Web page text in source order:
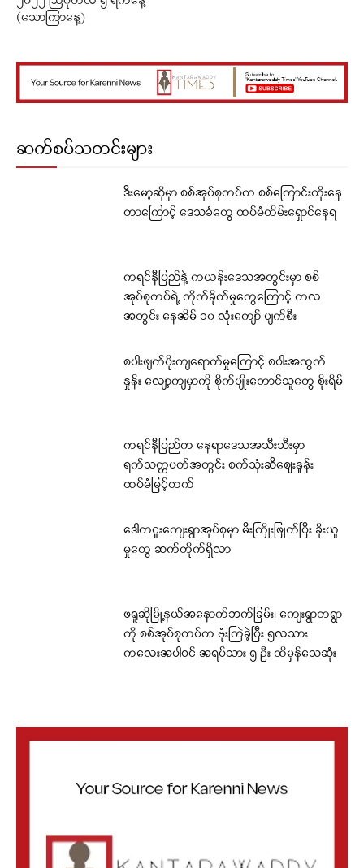
(သောကြာနေ့)
ဆက်စပ်သတင်းများ
ဒီးမော့ဆိုမှာ စစ်အုပ်စုတပ်က စစ်ကြောင်းထိုးနေ
တာကြောင့် ဒေသခံတွေ ထပ်မံတိမ်းရှောင်နေရ
ကရင်နီပြည်နဲ့ ကယန်းဒေသအတွင်းမှာ စစ်
အုပ်စုတပ်ရဲ့ တိုက်ခိုက်မှုတွေကြောင့် တလ
အတွင်း နေအိမ် ၁၀ လုံးကျော် ပျက်စီး
စပါးဖျက်ပိုးကျရောက်မှုကြောင့် စပါးအထွက်
နှုန်း လျော့ကျမှာကို စိုက်ပျိုးတောင်သူတွေ စိုးရိမ်
ကရင်နီပြည်က နေရာဒေသအသီးသီးမှာ
ရက်သတ္တပတ်အတွင်း စက်သုံးဆီဈေးနှုန်း
ထပ်မံမြင့်တက်
ဒေါတငူးကျေးရွာအုပ်စုမှာ မီးကြိုးဖြုတ်ပြီး ခိုးယူ
မှုတွေ ဆက်တိုက်ရှိလာ
ဖရူဆိုမြို့နယ်အနောက်ဘက်ခြမ်း၊ ကျေးရွာတရွာ
ကို စစ်အုပ်စုတပ်က ဗုံးကြဲခဲ့ပြီး ၅လသား
ကလေးအပါဝင် အရပ်သား ၅ ဦး ထိမှန်သေဆုံး